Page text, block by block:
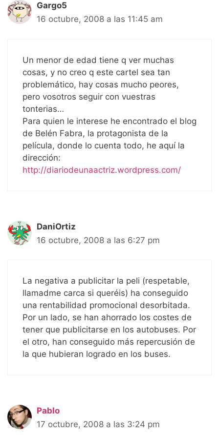
Gargo5
16 octubre, 2008 a las 11:45 am
Un menor de edad tiene q ver muchas
cosas, y no creo q este cartel sea tan
problemático, hay cosas mucho peores,
pero vosotros seguir con vuestras
tonterias…
Para quien le interese he encontrado el blog
de Belén Fabra, la protagonista de la
película, donde lo cuenta todo, he aquí la
dirección:
http://diariodeunaactriz.wordpress.com/
DaniOrtiz
16 octubre, 2008 a las 6:27 pm
La negativa a publicitar la peli (respetable,
llamadme carca si queréis) ha conseguido
una rentabilidad promocional desorbitada.
Por un lado, se han ahorrado los costes de
tener que publicitarse en los autobuses. Por
el otro, han conseguido más repercusión de
la que hubieran logrado en los buses.
Pablo
17 octubre, 2008 a las 3:24 pm